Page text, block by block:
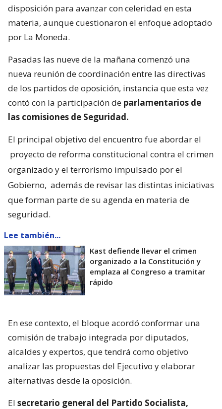
disposición para avanzar con celeridad en esta
materia, aunque cuestionaron el enfoque adoptado
por La Moneda.
Pasadas las nueve de la mañana comenzó una
nueva reunión de coordinación entre las directivas
de los partidos de oposición, instancia que esta vez
contó con la participación de parlamentarios de
las comisiones de Seguridad.
El principal objetivo del encuentro fue abordar el
proyecto de reforma constitucional contra el crimen
organizado y el terrorismo impulsado por el
Gobierno, además de revisar las distintas iniciativas
que forman parte de su agenda en materia de
seguridad.
Lee también...
Kast defiende llevar el crimen
organizado a la Constitución y
emplaza al Congreso a tramitar
rápido
En ese contexto, el bloque acordó conformar una
comisión de trabajo integrada por diputados,
alcaldes y expertos, que tendrá como objetivo
analizar las propuestas del Ejecutivo y elaborar
alternativas desde la oposición.
El secretario general del Partido Socialista,